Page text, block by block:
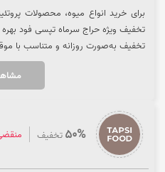
تخفیف ویژه حراج سرماه تپسی فود
تخفیف به‌صورت روزانه و متناسب با
باشد. جهت استفاده از تخفیف روی گزینه
50% تخفیف